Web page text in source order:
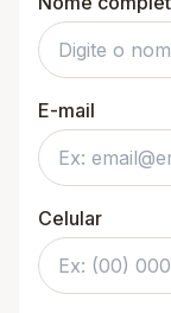
E-mail
Celular